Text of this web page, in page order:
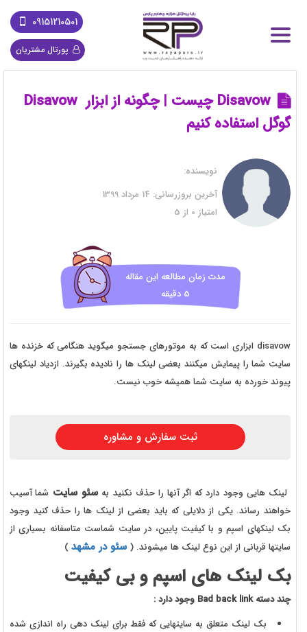
09151210501
پورتال مشتریان
Disavow چیست | چگونه از ابزار Disavow
گوگل استفاده کنیم
نویسنده:
آخرین بروزرسانی:
امتیاز 0 از 5
مدت زمان مطالعه این مقاله
5 دقیقه
disavow ابزاری است که به موتورهای جستجو میگوید هنگامی که خزنده ها
سایت شما را پیمایش میکنند بعضی لینک ها را نادیده بگیرند. ازدیاد لینکهای
پیوند خورده به سایت شما همیشه خوب نیست.
ثبت سفارش و مشاوره
لینک هایی وجود دارد که اگر آنها را حذف نکنید بهسئو سایت شما آسیب
خواهند رساند. یکی از دلایلی که باید بعضی از لینک ها را حذف کنید وجود
بک لینکهای اسپم و با کیفیت پایین، در سایت شماست متاسفانه بسیاری از
سایتها قربانی از این نوع لینک ها میشوند. (سئو در مشهد )
بک لینک های اسپم و بی کیفیت
چند دستهBad back link وجود دارد :
بک لینک متعلق به سایتهایی که فقط برای لینک دهی راه اندازی شده